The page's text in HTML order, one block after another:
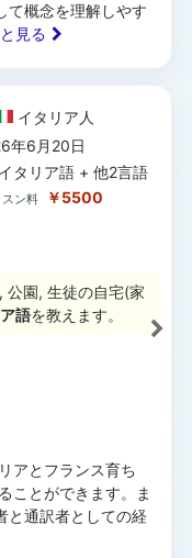
て概念を理解しやす
見る
イタリア 人
年6月20日
イタリア語 + 他2言語
ン料 ￥5500
公園, 生徒の自宅(家
語を教えます。
アとフランス育ち
ことができます。ま
と通訳者としての経